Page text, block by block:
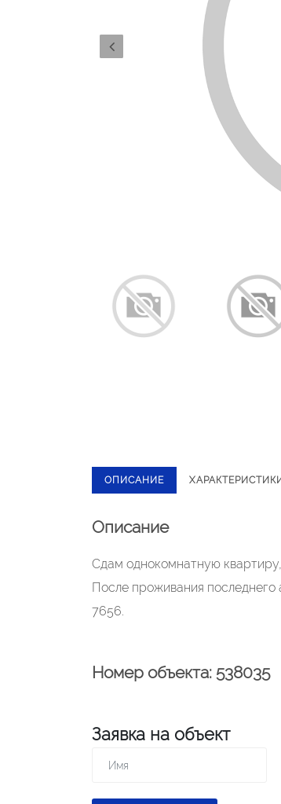
ОПИСАНИЕ
Описание
Сдам однокомнатную
После проживания
7656.
Номер объекта: 538035
Заявка на объект